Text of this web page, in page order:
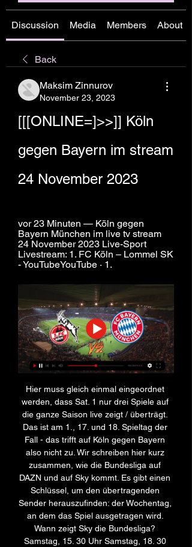
Discussion Media Members About
Back
Maksim Zinnurov
November 23, 2023
[[[ONLINE=]>>]] Köln
gegen Bayern im stream
24 November 2023
vor 23 Minuten — Köln gegen
Bayern München im live tv stream
24 November 2023 Live-Sport
Livestream: 1. FC Köln – Lommel SK
- YouTubeYouTube · 1.
Hier muss gleich einmal eingeordnet
werden, dass Sat. 1 nur drei Spiele auf
die ganze Saison live zeigt / überträgt.
Das ist am 1., 17. und 18. Spieltag der
Fall - das trifft auf Köln gegen Bayern
also nicht zu. Wir schreiben hier kurz
zusammen, wie die Bundesliga auf
DAZN und auf Sky kommt. Es gibt einen
Schlüssel, um den übertragenden
Sender herauszufinden: der Wochentag,
an dem das Spiel ausgetragen wird.
Wann zeigt Sky die Bundesliga?
Samstag, 15. 30 Uhr Samstag, 18. 30